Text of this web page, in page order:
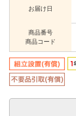
お届け日
商品番号
商品コード